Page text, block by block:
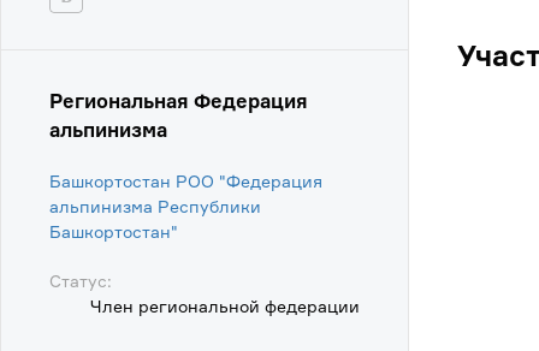
Региональная Федерация
альпинизма
Башкортостан РОО "Федерация
альпинизма Республики
Башкортостан"
Статус:
Член региональной федерации